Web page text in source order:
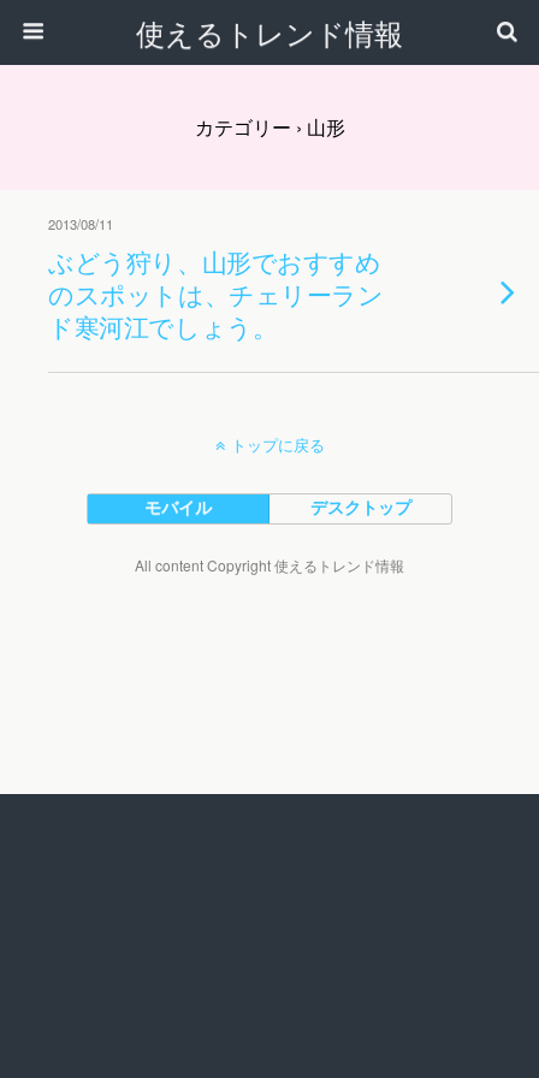
使えるトレンド情報
カテゴリー › 山形
2013/08/11
ぶどう狩り、山形でおすすめ
のスポットは、チェリーラン
ド寒河江でしょう。
トップに戻る
モバイル デスクトップ
All content Copyright 使えるトレンド情報